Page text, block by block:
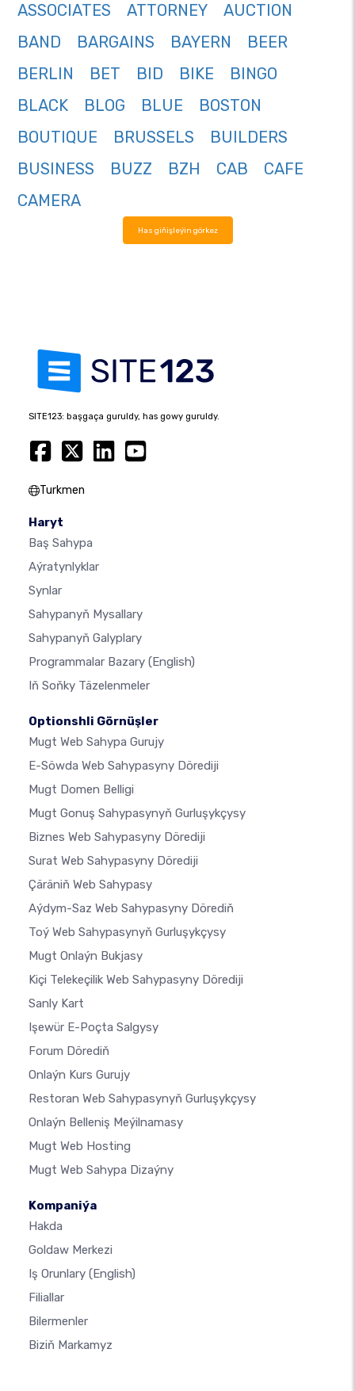
ASSOCIATES
ATTORNEY
AUCTION
BAND
BARGAINS BAYERN
BEER
BERLIN
BET BID BIKE
BINGO
BLACK
BLOG BLUE
BOSTON
BOUTIQUE
BRUSSELS
BUILDERS
BUSINESS
BUZZ BZH CAB
CAFE
CAMERA
Has giňişleýin görkez
SITE123: başgaça guruldy, has gowy guruldy.
Turkmen
Haryt
Baş Sahypa
Aýratynlyklar
Synlar
Sahypanyň Mysallary
Sahypanyň Galyplary
Programmalar Bazary (English)
Iň Soňky Täzelenmeler
Optionshli Görnüşler
Mugt Web Sahypa Gurujy
E-Söwda Web Sahypasyny Dörediji
Mugt Domen Belligi
Mugt Gonuş Sahypasynyň Gurluşykçysy
Biznes Web Sahypasyny Dörediji
Surat Web Sahypasyny Dörediji
Çäräniň Web Sahypasy
Aýdym-Saz Web Sahypasyny Dörediň
Toý Web Sahypasynyň Gurluşykçysy
Mugt Onlaýn Bukjasy
Kiçi Telekeçilik Web Sahypasyny Dörediji
Sanly Kart
Işewür E-Poçta Salgysy
Forum Dörediň
Onlaýn Kurs Gurujy
Restoran Web Sahypasynyň Gurluşykçysy
Onlaýn Belleniş Meýilnamasy
Mugt Web Hosting
Mugt Web Sahypa Dizaýny
Kompaniýa
Hakda
Goldaw Merkezi
Iş Orunlary (English)
Filiallar
Bilermenler
Biziň Markamyz